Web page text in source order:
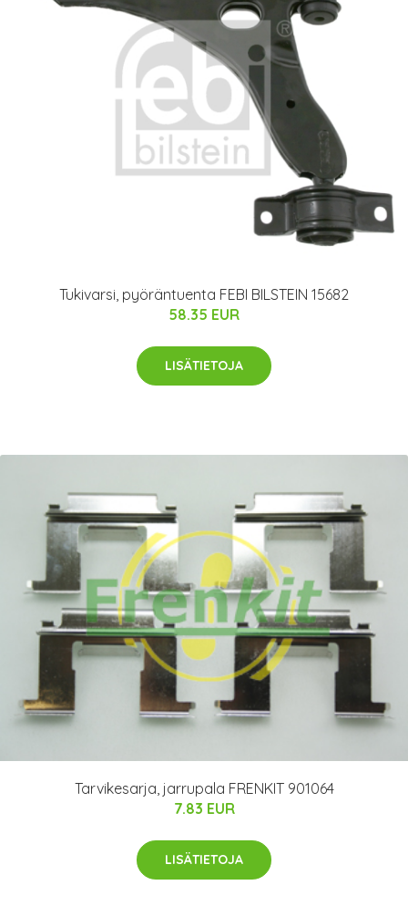
Tukivarsi, pyöräntuenta FEBI BILSTEIN 15682
58.35 EUR
LISÄTIETOJA
Tarvikesarja, jarrupala FRENKIT 901064
7.83 EUR
LISÄTIETOJA